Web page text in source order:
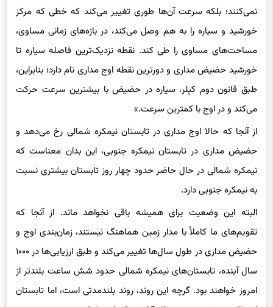
نمی‌کنند؛ بلکه سرعت آن‌ها طوری تغییر می‌کند که خطی که مرکز
خورشید و سیاره را به هم وصل می‌کند، در بازه‌های زمانی مساوی،
مساحت‌های مساوی را طی کند. نقطه نزدیک‌ترین فاصله سیاره تا
خورشید حضیض مداری و دورترین نقطه اوج مداری نام دارد؛ بنابراین،
طبق قانون دوم کپلر، سیاره در حضیض با بیشترین سرعت حرکت
می‌کند و در اوج با کمترین سرعت.»
از آنجا که حالا اوج مداری در تابستان نیمکره شمالی رخ می‌دهد و
حضیض مداری در تابستان نیمکره جنوبی، این بدان معناست که
نیمکره شمالی در حال حاضر حدود چهار روز تابستان بیشتری نسبت
به نیمکره جنوبی دارد.
البته این وضعیت برای همیشه باقی نخواهد ماند. از آنجا که
تقویم‌های ما کاملاً با مدار زمین هماهنگ نیستند، زمان‌بندی اوج و
حضیض مداری در طول سال‌ها تغییر می‌کند و طبق ارزیابی‌ها در ۱۰۰۰
سال آینده، تابستان‌های نیمکره شمالی حدود شش ساعت بلندتر از
امروز خواهند بود. گرچه این روند، روند بلندمدتی است، اما تابستان